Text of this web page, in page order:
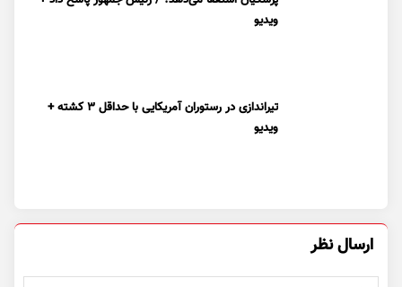
ویدیو
تیراندازی در رستوران آمریکایی با حداقل ۳ کشته +
ویدیو
ارسال نظر